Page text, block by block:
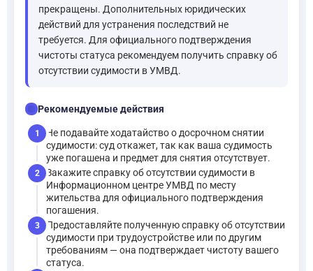
прекращены. Дополнительных юридических
действий для устранения последствий не
требуется. Для официального подтверждения
чистоты статуса рекомендуем получить справку об
отсутствии судимости в УМВД.
checklistРекомендуемые действия
1
Не подавайте ходатайство о досрочном снятии
судимости: суд откажет, так как ваша судимость
уже погашена и предмет для снятия отсутствует.
2
Закажите справку об отсутствии судимости в
Информационном центре УМВД по месту
жительства для официального подтверждения
погашения.
3
Предоставляйте полученную справку об отсутствии
судимости при трудоустройстве или по другим
требованиям — она подтверждает чистоту вашего
статуса.